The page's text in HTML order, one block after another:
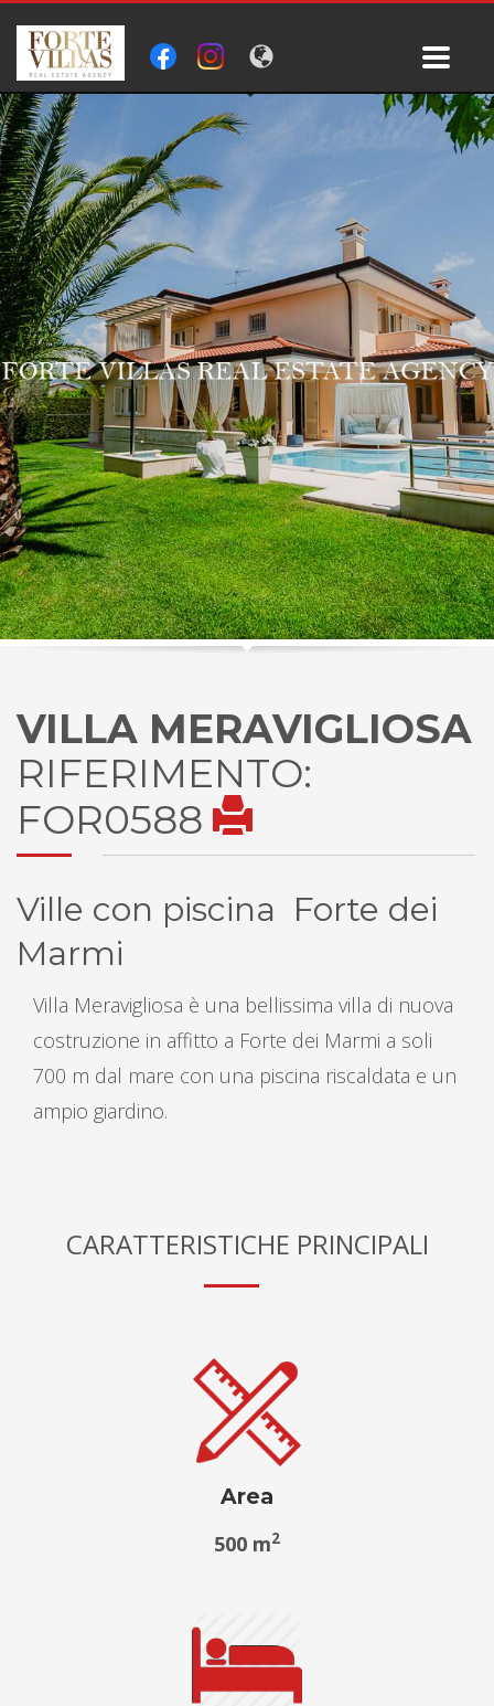
VILLA MERAVIGLIOSA
RIFERIMENTO:
FOR0588
Ville con piscina Forte dei
Marmi
Villa Meravigliosa è una bellissima villa di nuova
costruzione in affitto a Forte dei Marmi a soli
700 m dal mare con una piscina riscaldata e un
ampio giardino.
CARATTERISTICHE PRINCIPALI
Area
500 m2